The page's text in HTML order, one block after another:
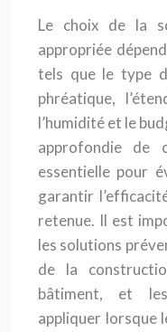
Le choix de la
appropriée
tels que le type
phréatique,
l’humidité et le
approfondie de
essentielle pour
garantir
retenue. Il est
les solutions
de la
bâtiment, et
appliquer lorsque